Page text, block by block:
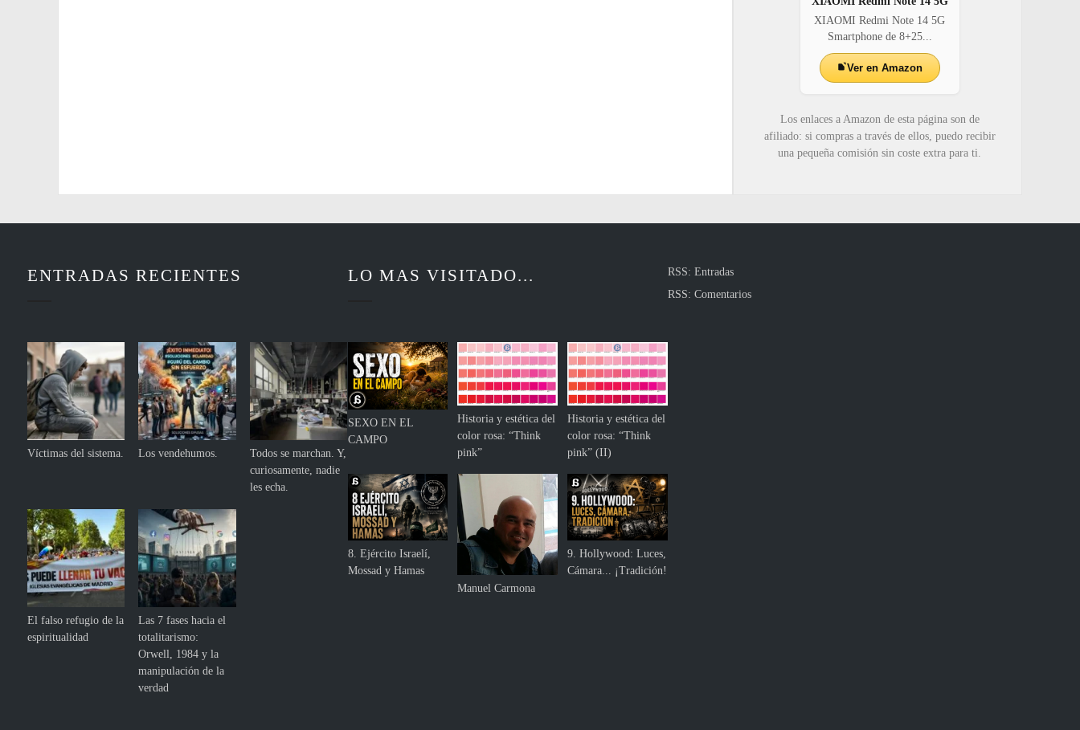
XIAOMI Redmi Note 14 5G
Smartphone de 8+25...
Ver en Amazon
Los enlaces a Amazon de esta página son de
afiliado: si compras a través de ellos, puedo recibir
una pequeña comisión sin coste extra para ti.
ENTRADAS RECIENTES
Víctimas del sistema. Los vendehumos.
Todos se marchan. Y,
curiosamente, nadie
les echa.
El falso refugio de la
espiritualidad
Las 7 fases hacia el
totalitarismo:
Orwell, 1984 y la
manipulación de la
verdad
LO MAS VISITADO...
SEXO EN EL
CAMPO
Historia y estética del
color rosa: “Think
pink”
Historia y estética del
color rosa: “Think
pink” (II)
8. Ejército Israelí,
Mossad y Hamas
Manuel Carmona
9. Hollywood: Luces,
Cámara... ¡Tradición!
RSS: Entradas
RSS: Comentarios